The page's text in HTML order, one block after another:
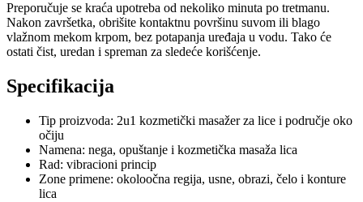
Preporučuje se kraća upotreba od nekoliko minuta po tretmanu.
Nakon završetka, obrišite kontaktnu površinu suvom ili blago
vlažnom mekom krpom, bez potapanja uređaja u vodu. Tako će
ostati čist, uredan i spreman za sledeće korišćenje.
Specifikacija
Tip proizvoda: 2u1 kozmetički masažer za lice i područje oko
očiju
Namena: nega, opuštanje i kozmetička masaža lica
Rad: vibracioni princip
Zone primene: okoloočna regija, usne, obrazi, čelo i konture
lica